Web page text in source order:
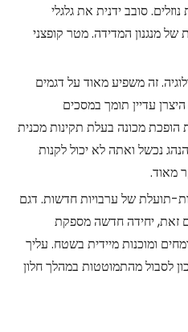
סובב ידנית את גלגלי
של מנגנון המדידה. מטר קופצני
זה משפיע מאוד על דגמים
עדיין תומך במסכים
הופכת מכונה בעלת תקינות מכנית
נכשל ואתה לא יכול לקנות
מאוד.
תועלת של ערבויות חדשות. דגם
זאת, יחידה חדשה מספקת
ומוכנות מיידית בשטח. עליך
לסבול מהתמוטטות במהלך חלון